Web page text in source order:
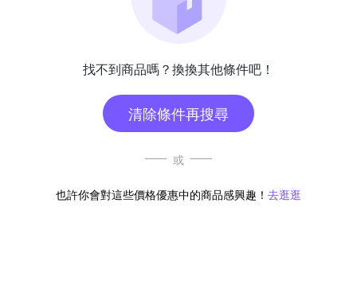
找不到商品嗎？換換其他條件吧！
清除條件再搜尋
或
也許你會對這些價格優惠中的商品感興趣！ 去逛逛